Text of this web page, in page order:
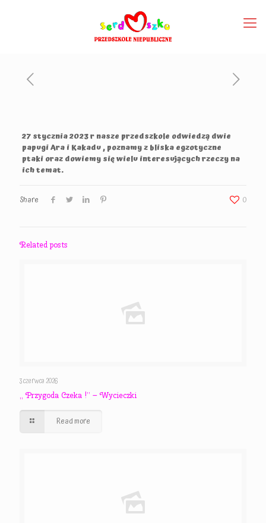
27 stycznia 2023 r nasze przedszkole odwiedzą dwie
papugi Ara i Kakadu , poznamy z bliska egzotyczne
ptaki oraz dowiemy się wielu interesujących rzeczy na
ich temat.
Share 0
Related posts
3 czerwca 2026
,, Przygoda Czeka !” – Wycieczki
Read more